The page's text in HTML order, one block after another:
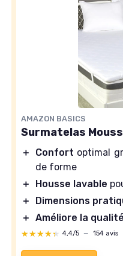
AMAZON BASICS
Surmatelas
＋ Confort optimal
de forme
＋
Housse lavable
＋
Dimensions
＋ Améliore la qualité
★★★★★
★★★★★ 4,4/5 — 154 avis